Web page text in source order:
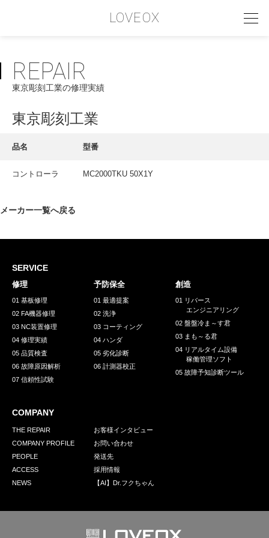
LOVEOX
PHILOSOPHY
フィロソフィー
COMPANY PROFILE
INTERVIEW
採用情報
GREEN CHALLENGE
環境への取り組み
お問い合わせ 発送先
REPAIR
東京彫刻工業の修理実績
東京彫刻工業
品名 型番
コントローラ MC2000TKU 50X1Y
メーカー一覧へ戻る
SERVICE
修理
01 基板修理
02 FA機器修理
03 NC装置修理
04 修理実績
05 品質検査
06 故障原因解析
07 信頼性試験
予防保全
01 最適提案
02 洗浄
03 コーティング
04 ハンダ
05 劣化診断
06 計測器校正
創造
01 リバース
エンジニアリング
02 盤盤冷ま～す君
03 まも～る君
04 リアルタイム設備
稼働管理ソフト
05 故障予知診断ツール
COMPANY
THE REPAIR
COMPANY PROFILE
PEOPLE
ACCESS
NEWS
お客様インタビュー
お問い合わせ
発送先
採用情報
【AI】Dr.フクちゃん